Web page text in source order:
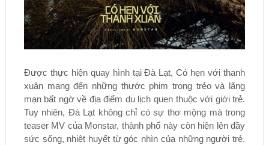
Được thực hiện quay hình tại Đà Lạt, Có hẹn với thanh
xuân mang đến những thước phim trong trẻo và lãng
mạn bất ngờ về địa điểm du lịch quen thuộc với giới trẻ.
Tuy nhiên, Đà Lạt không chỉ có sự thơ mộng mà trong
teaser MV của Monstar, thành phố này còn hiện lên đầy
sức sống, nhiệt huyết từ góc nhìn của những người trẻ.